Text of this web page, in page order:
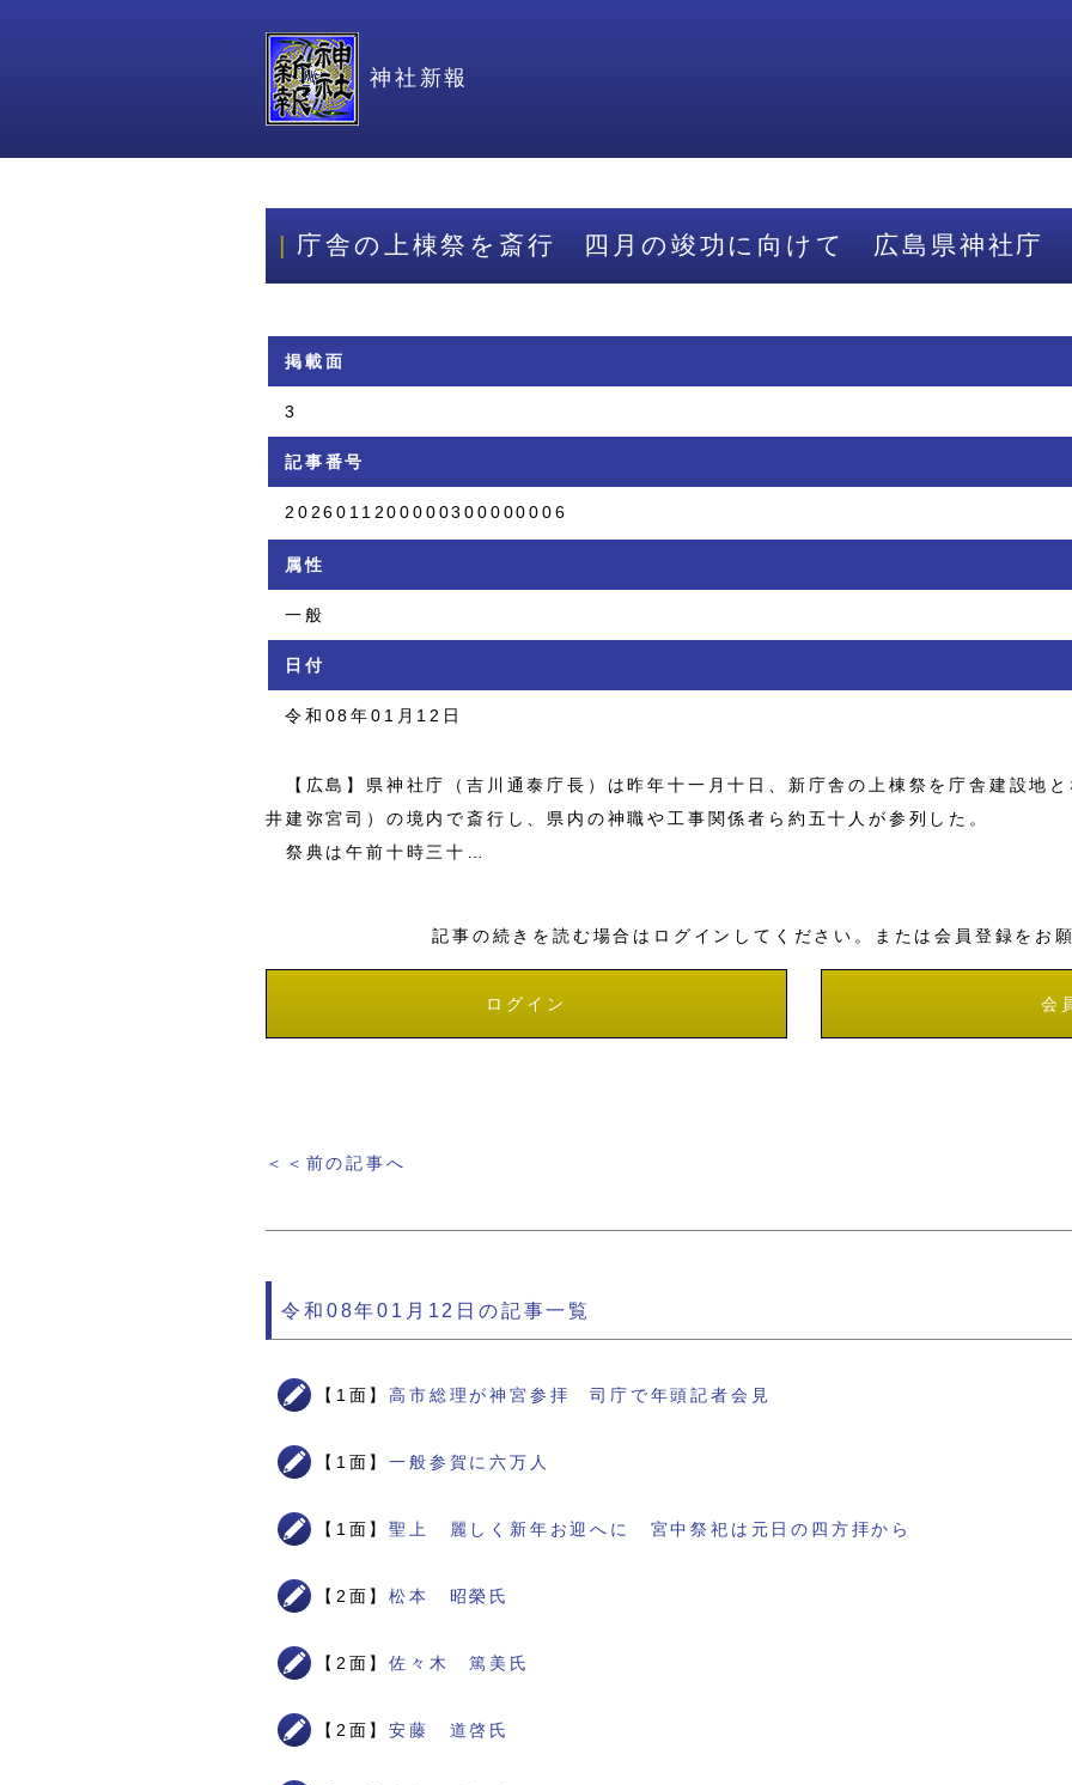
神社新報
庁舎の上棟祭を斎行 四月の竣功に向けて 広島県神社庁
掲載面
3
記事番号
2026011200000300000006
属性
一般
日付
令和08年01月12日
【広島】県神社庁（吉川通泰庁長）は昨年十一月十日、新庁舎の上棟祭を庁舎建設地
井建弥宮司）の境内で斎行し、県内の神職や工事関係者ら約五十人が参列した。
祭典は午前十時三十…
記事の続きを読む場合はログインしてください。または会員登録をお
ログイン 会
＜＜前の記事へ
令和08年01月12日の記事一覧
【1面】高市総理が神宮参拝 司庁で年頭記者会見
【1面】一般参賀に六万人
【1面】聖上 麗しく新年お迎へに 宮中祭祀は元日の四方拝から
【2面】松本 昭榮氏
【2面】佐々木 篤美氏
【2面】安藤 道啓氏